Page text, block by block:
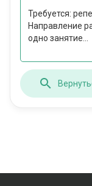
Требуется:
Направление
одно занятие...